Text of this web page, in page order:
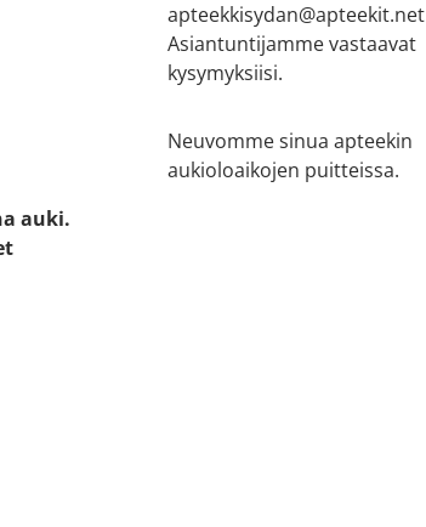
auki.
apteekkisydan@apteekit.net
Asiantuntijamme vastaavat
kysymyksiisi.
Neuvomme sinua apteekin
aukioloaikojen puitteissa.